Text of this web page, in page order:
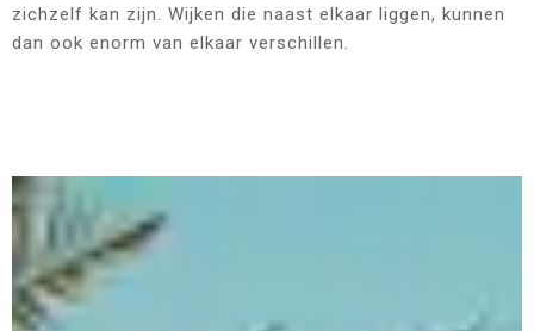
zichzelf kan zijn. Wijken die naast elkaar liggen, kunnen
dan ook enorm van elkaar verschillen.